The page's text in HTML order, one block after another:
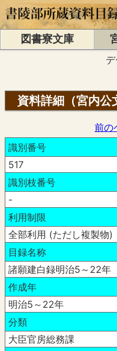
図書寮文庫
資料詳細（宮内公
前の
識別番号
517
識別枝番号
-
利用制限
全部利用 (ただし複製物)
目録名称
諸願建白録明治5～22年
作成年
明治5～22年
分類
大臣官房総務課